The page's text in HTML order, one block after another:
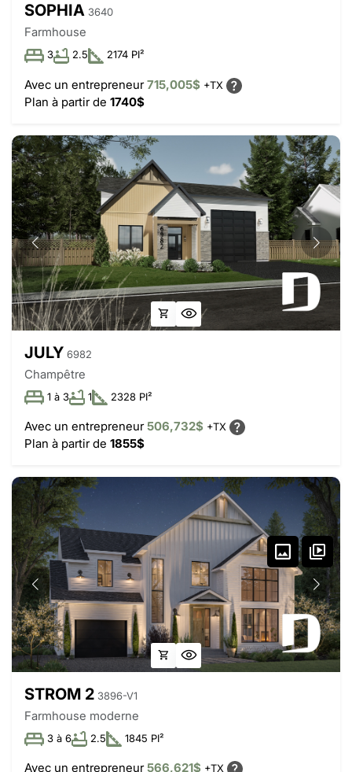
SOPHIA 3640
Farmhouse
3 2.5 2174 PI²
Avec un entrepreneur715,005$ +TX
Plan à partir de 1740$
JULY 6982
Champêtre
1 à 3 1 2328 PI²
Avec un entrepreneur506,732$ +TX
Plan à partir de 1855$
STROM 2 3896-V1
Farmhouse moderne
3 à 6 2.5 1845 PI²
Avec un entrepreneur566,621$ +TX